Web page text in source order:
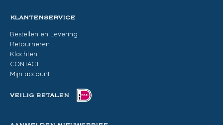
KLANTENSERVICE
Bestellen en Levering
Retourneren
Klachten
CONTACT
Mijn account
VEILIG BETALEN